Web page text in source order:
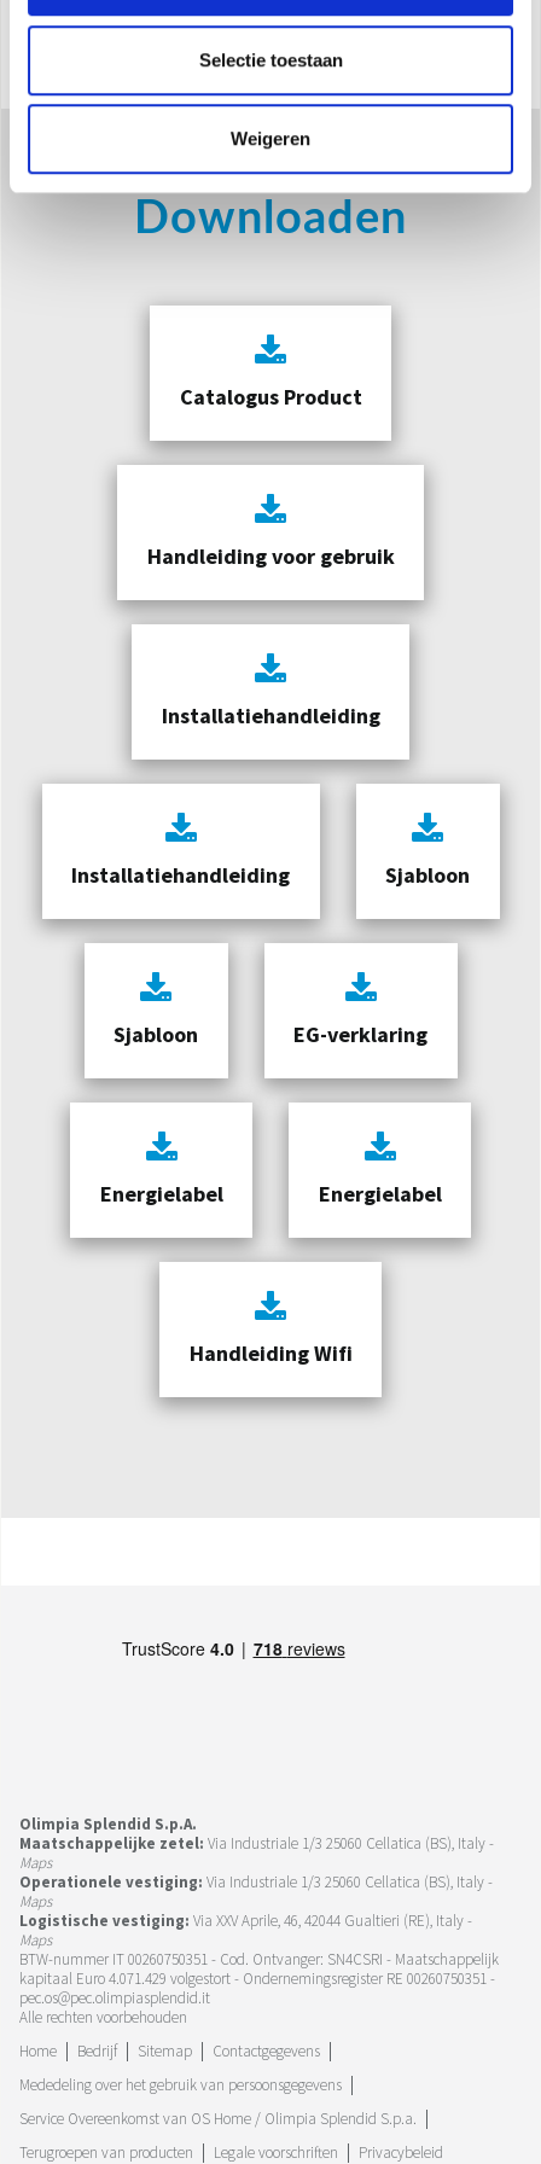
Selectie toestaan
Weigeren
MEER INFORMATIE
Downloaden
Catalogus Product
Handleiding voor gebruik
Installatiehandleiding
Installatiehandleiding Sjabloon
Sjabloon EG-verklaring
Energielabel Energielabel
Handleiding Wifi
Olimpia Splendid S.p.A.
Maatschappelijke zetel: Via Industriale 1/3 25060 Cellatica (BS), Italy -
Maps
Operationele vestiging: Via Industriale 1/3 25060 Cellatica (BS), Italy -
Maps
Logistische vestiging: Via XXV Aprile, 46, 42044 Gualtieri (RE), Italy -
Maps
BTW-nummer IT 00260750351 - Cod. Ontvanger: SN4CSRI - Maatschappelijk
kapitaal Euro 4.071.429 volgestort - Ondernemingsregister RE 00260750351 -
pec.os@pec.olimpiasplendid.it
Alle rechten voorbehouden
Home
Bedrijf Sitemap
Contactgegevens
Mededeling over het gebruik van persoonsgegevens
Service Overeenkomst van OS Home / Olimpia Splendid S.p.a.
Terugroepen van producten
Legale voorschriften Privacybeleid